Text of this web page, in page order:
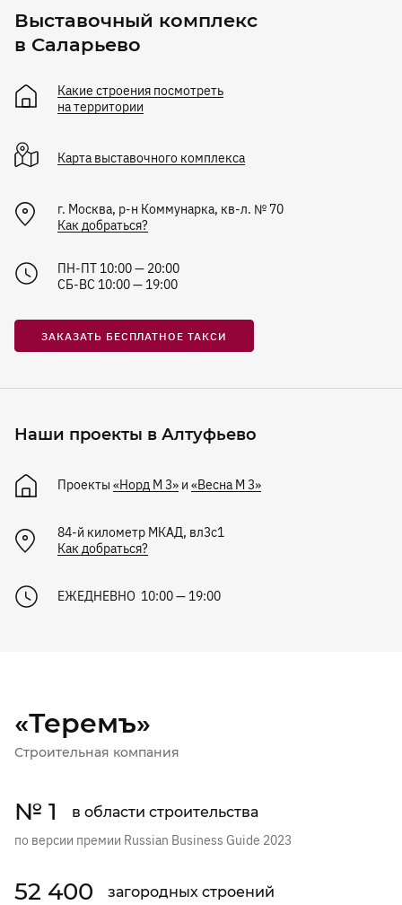
Выставочный комплекс
в Саларьево
Какие строения посмотреть
на территории
Карта выставочного комплекса
г. Москва, р-н Коммунарка, кв-л. № 70
Как добраться?
ПН-ПТ 10:00 — 20:00
СБ-ВС 10:00 — 19:00
ЗАКАЗАТЬ БЕСПЛАТНОЕ ТАКСИ
Наши проекты в Алтуфьево
Проекты «Норд М 3» и «Весна М 3»
84-й километр МКАД, вл3с1
Как добраться?
ЕЖЕДНЕВНО 10:00 — 19:00
«Теремъ»
Строительная компания
№ 1 в области строительства
по версии премии Russian Business Guide 2023
52 400 загородных строений